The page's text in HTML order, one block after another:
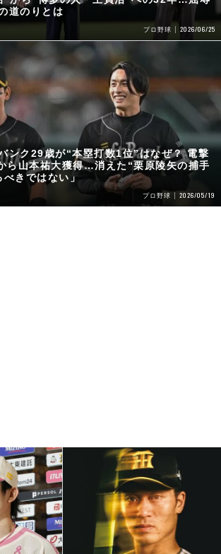
道のりとは
プロ野球 2026/06/25
ンク29歳が“本塁打数1位”はなぜ？ 電撃
ら山本祐大獲得…消えた“栗原陵矢の捕手
べきではない」
プロ野球 2026/05/19